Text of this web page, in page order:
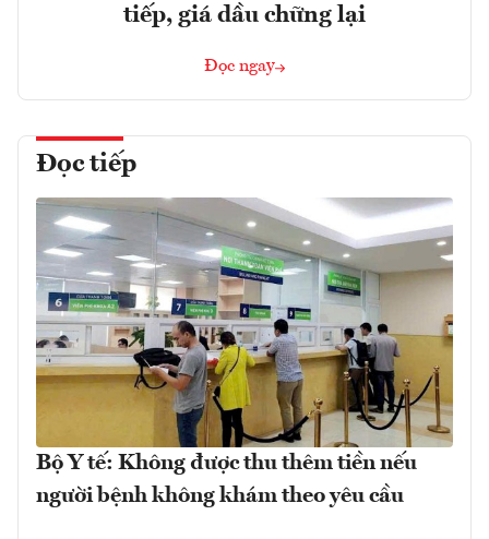
tiếp, giá dầu chững lại
Đọc ngay
Đọc tiếp
Bộ Y tế: Không được thu thêm tiền nếu
người bệnh không khám theo yêu cầu